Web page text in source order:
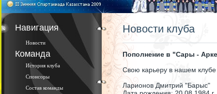
Навигация
Новости
Команда
История клуба
Спонсоры
Состав команды
Новости клуба
Пополнение в "Сары -
Свою карьеру в нашем
Ларионов Дмитрий "Барыс"